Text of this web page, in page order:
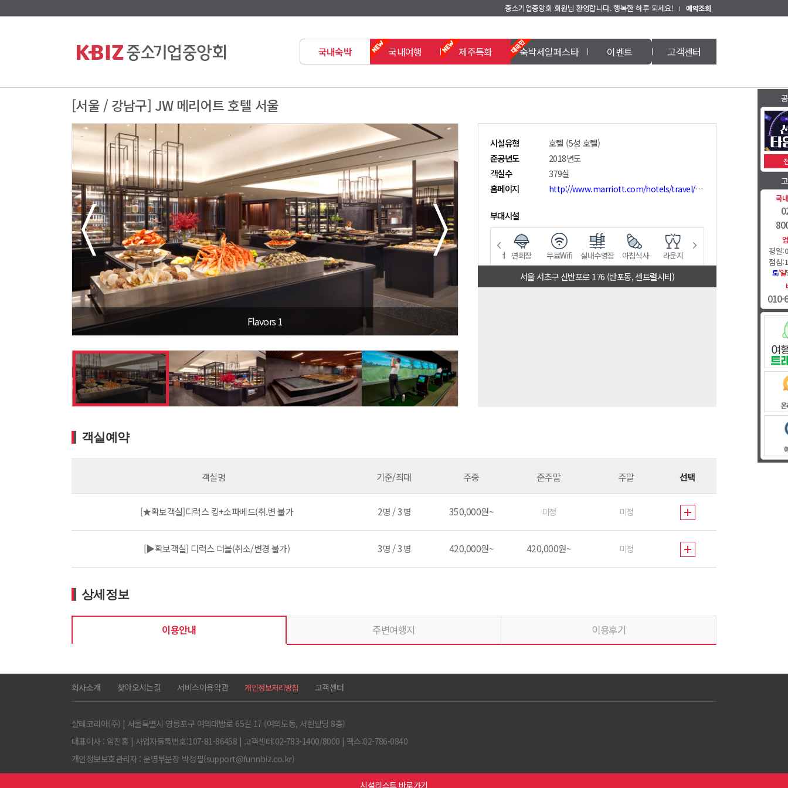
중소기업중앙회 회원님 환영합니다. 행복한 하루 되세요! 예약조회
국내숙박 국내여행 제주특화 숙박세일페스타 이벤트 고객센터
국
평일
점심
토/일
010-
[서울 / 강남구] JW 메리어트 호텔 서울
Flavors 1
시설유형
호텔 (5성 호텔)
준공년도
2018년도
객실수
379실
홈페이지
http://www.marriott.com/hotels/travel/seljw-jw-marriott-hotel-seoul/?scid=bb1a189a-fec3-4d19-a255-54ba596febe2&y_source=1_mzgxmzkwns03mtutbg9jyxrpb24uz29vz2xlx3dlynnpdgvfb3zlcnjpzgu%3d
부대시설
연회장 무료Wifi 실내수영장 아침식사 라운지 피트니스 회의실 비지니스센터 연회장 무료Wifi 실내수영장 아침식사 라운지 회
서울 서초구 신반포로 176 (반포동, 센트럴시티)
객실예약
객실명 기준/최대 주중 준주말 주말 선택
[★확보객실]디럭스 킹+소파베드(취.변 불가 2명 / 3명 350,000원~ 미정 미정
[▶확보객실] 디럭스 더블(취소/변경 불가) 3명 / 3명 420,000원~ 420,000원~ 미정
상세정보
이용안내 주변여행지 이용후기
시설리스트 바로가기
회사소개 찾아오시는길 서비스이용약관 개인정보처리방침 고객센터
샬레코리아(주) | 서울특별시 영등포구 여의대방로 65길 17 (여의도동, 서린빌딩 8층)
대표이사 : 임진홍 | 사업자등록번호:107-81-86458 | 고객센터:02-783-1400/8000 | 팩스:02-786-0840
개인정보보호관리자 : 운영부문장 박정필(support@funnbiz.co.kr)
Copyright ⓒ 샬레코리아(주) All rights Reserved.